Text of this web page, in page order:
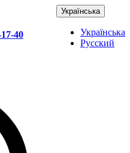
40
Українська
Українська
Русский